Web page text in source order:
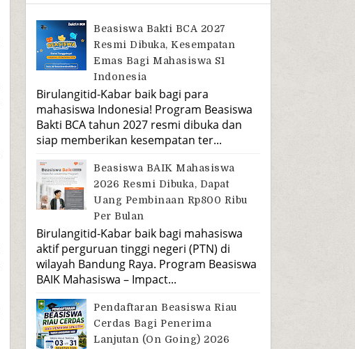
Beasiswa Bakti BCA 2027
Resmi Dibuka, Kesempatan
Emas Bagi Mahasiswa S1
Indonesia
Birulangitid-Kabar baik bagi para
mahasiswa Indonesia! Program Beasiswa
Bakti BCA tahun 2027 resmi dibuka dan
siap memberikan kesempatan ter...
Beasiswa BAIK Mahasiswa
2026 Resmi Dibuka, Dapat
Uang Pembinaan Rp800 Ribu
Per Bulan
Birulangitid-Kabar baik bagi mahasiswa
aktif perguruan tinggi negeri (PTN) di
wilayah Bandung Raya. Program Beasiswa
BAIK Mahasiswa – Impact...
Pendaftaran Beasiswa Riau
Cerdas Bagi Penerima
Lanjutan (On Going) 2026